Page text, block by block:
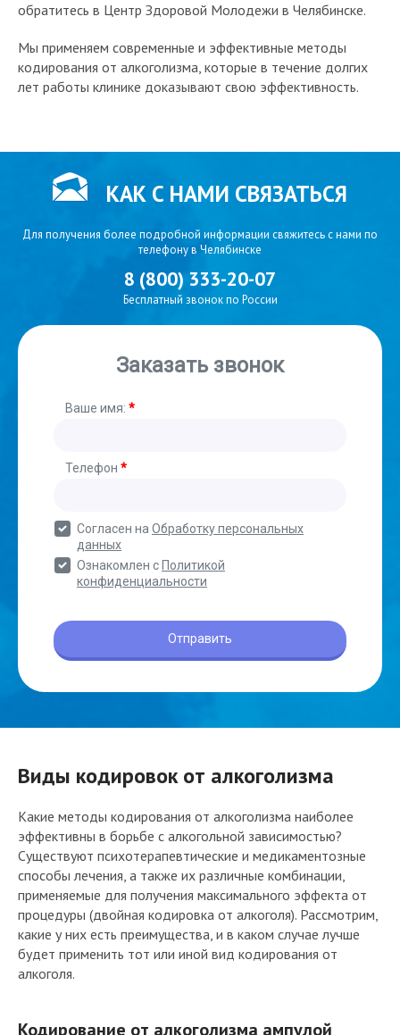
обратитесь в Центр Здоровой Молодежи в Челябинске.
Мы применяем современные и эффективные методы
кодирования от алкоголизма, которые в течение долгих
лет работы клинике доказывают свою эффективность.
КАК С НАМИ СВЯЗАТЬСЯ
Для получения более подробной информации свяжитесь с нами по
телефону в Челябинске
8 (800) 333-20-07
Бесплатный звонок по России
Виды кодировок от алкоголизма
Какие методы кодирования от алкоголизма наиболее
эффективны в борьбе с алкогольной зависимостью?
Существуют психотерапевтические и медикаментозные
способы лечения, а также их различные комбинации,
применяемые для получения максимального эффекта от
процедуры (двойная кодировка от алкоголя). Рассмотрим,
какие у них есть преимущества, и в каком случае лучше
будет применить тот или иной вид кодирования от
алкоголя.
Кодирование от алкоголизма ампулой